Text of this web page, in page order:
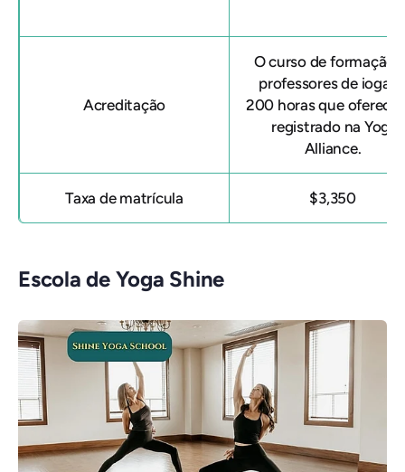
Acreditação
O curso de formação
professores de ioga
200 horas que
registrado na Yoga
Alliance.
Taxa de matrícula $3,350
Escola de Yoga Shine